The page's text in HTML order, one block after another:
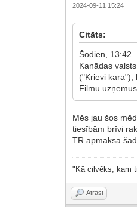
2024-09-11 15:24
Citāts:
Šodien, 13:42
Kanādas
("Krievi karā"),
Filmu
Mēs jau šos
tiesībām brīvi
TR apmaksa
"Kā cilvēks, kam
Atrast